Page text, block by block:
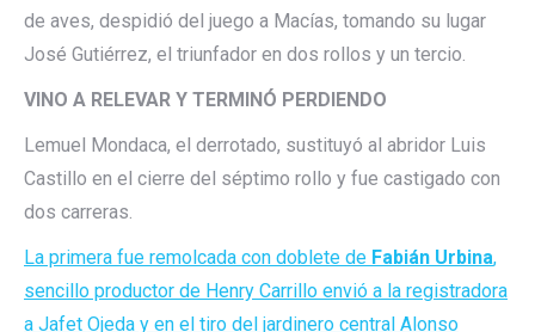
de aves, despidió del juego a Macías, tomando su lugar
José Gutiérrez, el triunfador en dos rollos y un tercio.
VINO A RELEVAR Y TERMINÓ PERDIENDO
Lemuel Mondaca, el derrotado, sustituyó al abridor Luis
Castillo en el cierre del séptimo rollo y fue castigado con
dos carreras.
La primera fue remolcada con doblete de Fabián Urbina,
sencillo productor de Henry Carrillo envió a la registradora
a Jafet Ojeda y en el tiro del jardinero central Alonso